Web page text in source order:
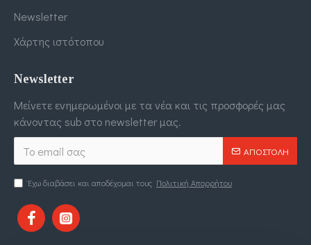
Newsletter
Χάρτης ιστότοπου
Newsletter
Μείνετε ενημερωμένοι με τα νέα και τις προσφορές μας
κάνοντας sub στο newsletter μας.
ΑΠΟΣΤΟΛΉ
Έχω διαβάσει και αποδέχομαι τους Πολιτική Απορρήτου